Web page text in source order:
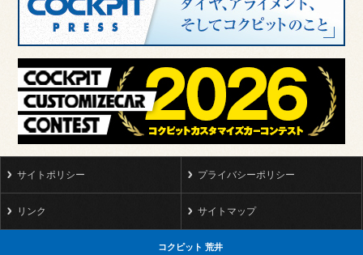
サイトポリシー プライバシーポリシー
リンク サイトマップ
コクピット 荒井